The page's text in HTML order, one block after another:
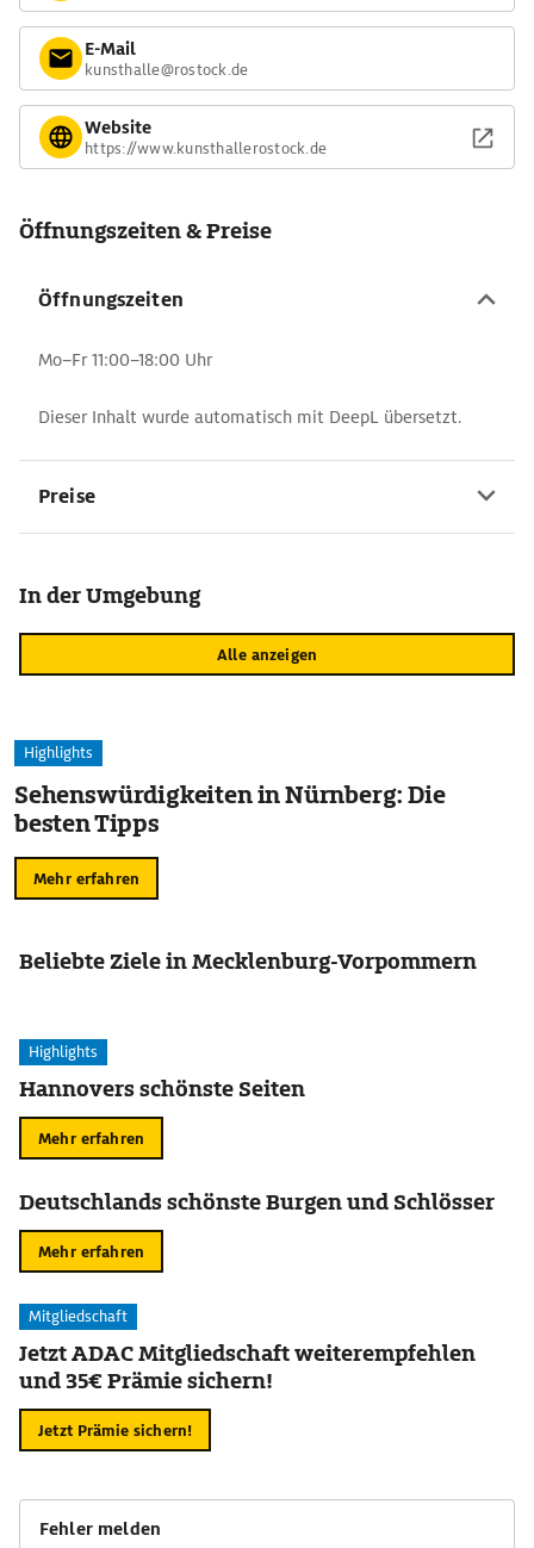
E-Mail
kunsthalle@rostock.de
Website
https://www.kunsthallerostock.de
Öffnungszeiten & Preise
Öffnungszeiten
Mo–Fr 11:00–18:00 Uhr
Dieser Inhalt wurde automatisch mit DeepL übersetzt.
Preise
In der Umgebung
Alle anzeigen
Highlights
Sehenswürdigkeiten in Nürnberg: Die
besten Tipps
Mehr erfahren
Beliebte Ziele in Mecklenburg-Vorpommern
Highlights
Hannovers schönste Seiten
Mehr erfahren
Deutschlands schönste Burgen und Schlösser
Mehr erfahren
Mitgliedschaft
Jetzt ADAC Mitgliedschaft weiterempfehlen
und 35€ Prämie sichern!
Jetzt Prämie sichern!
Fehler melden